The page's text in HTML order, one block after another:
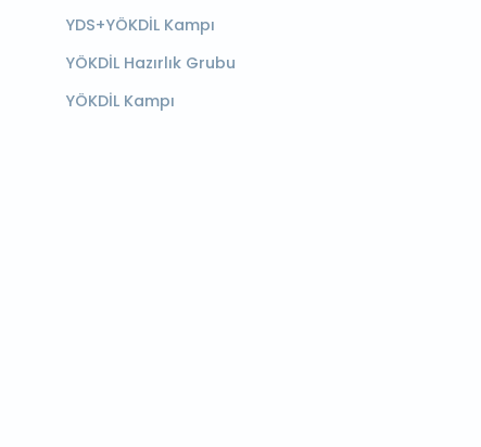
YDS+YÖKDİL Kampı
YÖKDİL Hazırlık Grubu
YÖKDİL Kampı